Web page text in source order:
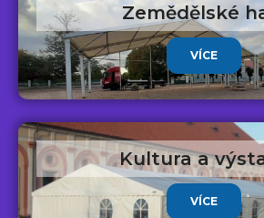
Zemědělské
VÍCE
Kultura a
VÍCE